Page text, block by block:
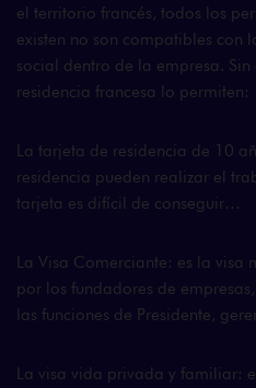
el territorio francés, todos los
existen no son compatibles con
social dentro de la empresa.
residencia francesa lo permiten:
La tarjeta de residencia de 10
residencia pueden realizar el
tarjeta es difícil de conseguir…
La Visa Comerciante: es la visa
por los fundadores de
las funciones de Presidente,
La visa vida privada y familiar: